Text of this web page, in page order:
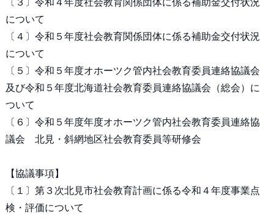
〔３〕令和４年度社会教育関係団体に係る補助金交付状況
について
〔４〕令和５年度社会教育関係団体に係る補助金交付状況
について
〔５〕令和５年度オホーツク管内社会教育委員連絡協議会
及び令和５年度北海道社会教育委員連絡協議会（総会）に
ついて
〔６〕令和５年度年度オホーツク管内社会教育委員連絡協
議会 北見・斜網地区社会教育委員等研修会
【協議事項】
〔１〕第３次北見市社会教育計画に係る令和４年度事業点
検・評価について